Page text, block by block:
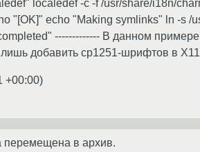
localedef -c -f /usr/share/i18n/
"[OK]" echo "Making symlinks" ln -s
------------- В данном
лишь добавить cp1251-шрифтов в
+00:00)
перемещена в архив.